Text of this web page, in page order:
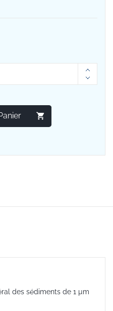
des sédiments de 1 µm